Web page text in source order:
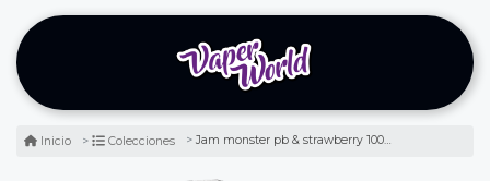
Inicio Colecciones Jam monster pb & strawberry 100ml - mermelada de frutilla